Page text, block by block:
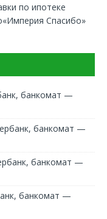
по ипотеке
«Империя Спасибо»
банкомат —
банкомат —
банкомат —
банкомат —